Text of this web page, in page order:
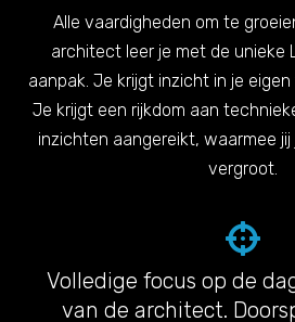
Alle vaardigheden om te
architect leer je met de unieke
aanpak. Je krijgt inzicht in je
Je krijgt een rijkdom aan
inzichten aangereikt, waarmee
vergroot.
Volledige focus op de
van de architect.